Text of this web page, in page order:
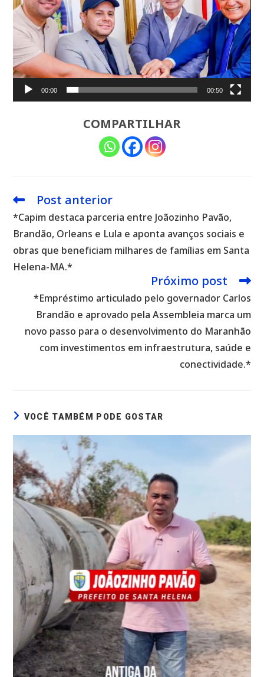
00:00 00:50
COMPARTILHAR
Leia
artigos
Post anterior
*Capim destaca parceria entre Joãozinho Pavão,
Brandão, Orleans e Lula e aponta avanços sociais e
obras que beneficiam milhares de famílias em Santa
Helena-MA.*
Próximo post
*Empréstimo articulado pelo governador Carlos
Brandão e aprovado pela Assembleia marca um
novo passo para o desenvolvimento do Maranhão
com investimentos em infraestrutura, saúde e
conectividade.*
VOCÊ TAMBÉM PODE GOSTAR